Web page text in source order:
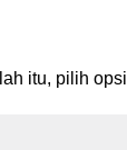
itu, pilih opsi